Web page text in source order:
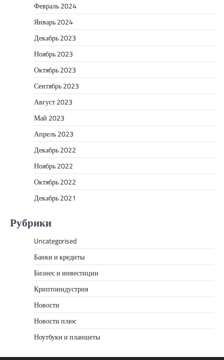
Февраль 2024
Январь 2024
Декабрь 2023
Ноябрь 2023
Октябрь 2023
Сентябрь 2023
Август 2023
Май 2023
Апрель 2023
Декабрь 2022
Ноябрь 2022
Октябрь 2022
Декабрь 2021
Рубрики
Uncategorised
Банки и кредиты
Бизнес и инвестиции
Криптоиндустрия
Новости
Новости плюс
Ноутбуки и планшеты